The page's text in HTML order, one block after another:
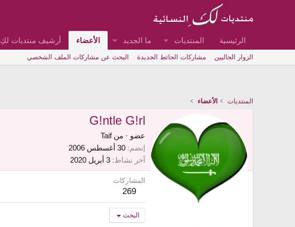
الرئيسية المنتديات ما الجديد الأعضاء أرشيف منتديات لكِ
الزوار الحاليين مشاركات الحائط الجديدة البحث عن مشاركات الملف الشخصي
المنتديات الأعضاء
G!ntle G!rl
عضو · منTaif
إنضم 30 أغسطس 2006
آخر نشاط 3 أبريل 2020
المشاركات
269
البحث